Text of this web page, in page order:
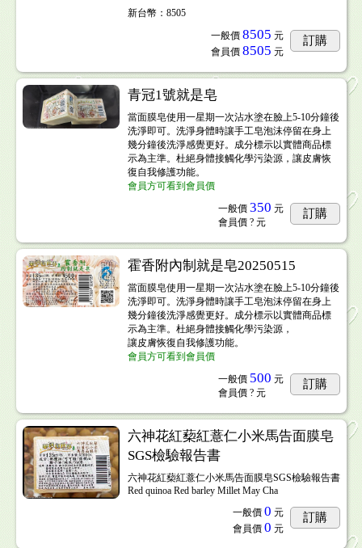
新台幣：8505
一般價 8505 元
會員價 8505 元
訂購
青冠1號就是皂
當面膜皂使用一星期一次沾水塗在臉上5-10分鐘後
洗淨即可。洗淨身體時讓手工皂泡沫停留在身上
幾分鐘後洗淨感覺更好。成分標示以實體商品標
示為主準。杜絕身體接觸化學污染源，讓皮膚恢
復自我修護功能。
會員方可看到會員價
一般價 350 元
會員價? 元
訂購
霍香附內制就是皂20250515
當面膜皂使用一星期一次沾水塗在臉上5-10分鐘後
洗淨即可。洗淨身體時讓手工皂泡沫停留在身上
幾分鐘後洗淨感覺更好。成分標示以實體商品標
示為主準。杜絕身體接觸化學污染源，
讓皮膚恢復自我修護功能。
會員方可看到會員價
一般價 500 元
會員價? 元
訂購
六神花紅蔾紅薏仁小米馬告面膜皂
SGS檢驗報告書
六神花紅蔾紅薏仁小米馬告面膜皂SGS檢驗報告書
Red quinoa Red barley Millet May Cha
一般價 0 元
會員價 0 元
訂購